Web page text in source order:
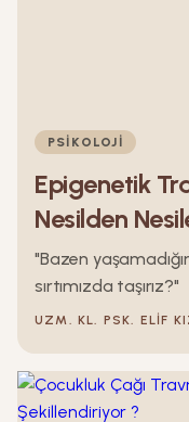
PSIKOLOJI
Epigenetik
Nesilden
"Bazen
sırtımızda taşırız?"
UZM. KL. PSK. ELIF